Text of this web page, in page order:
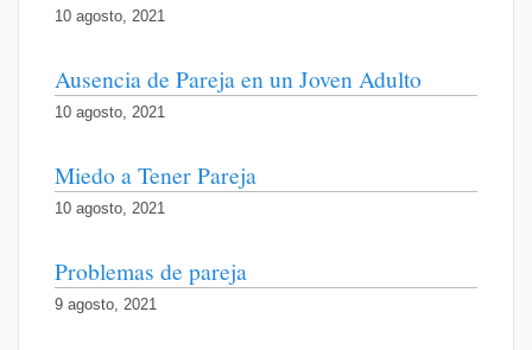
10 agosto, 2021
Ausencia de Pareja en un Joven Adulto
10 agosto, 2021
Miedo a Tener Pareja
10 agosto, 2021
Problemas de pareja
9 agosto, 2021